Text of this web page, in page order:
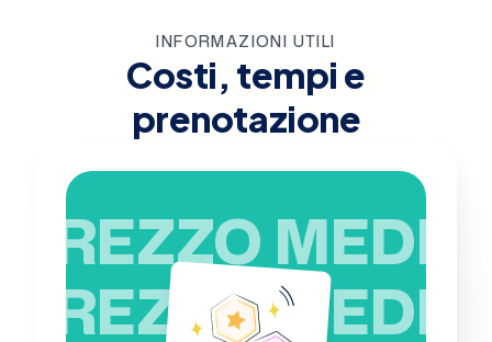
INFORMAZIONI UTILI
Costi, tempi e
prenotazione
PREZZO MEDIO
PREZZO MEDIO